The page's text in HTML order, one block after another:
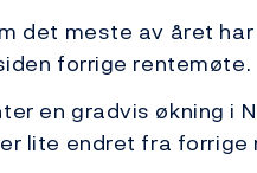
det meste av året
forrige rentemøte.
en gradvis økning i
lite endret fra forrige